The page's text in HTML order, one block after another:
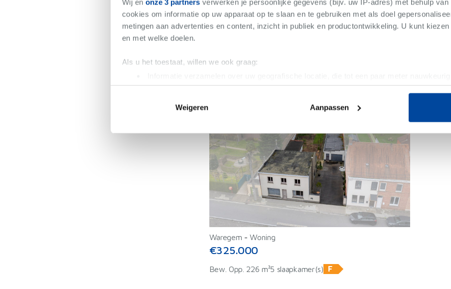
Wij en onze 3 partners verwerken je persoonlijke gegevens (bijv. uw IP-adres) met behulp van
cookies om informatie op uw apparaat op te slaan en te gebruiken met als doel
metingen aan advertenties en content, inzicht in publiek en productontwikkeling. U kunt
en met welke doelen.
Als u het toestaat, willen we ook graag:
Uw apparaat identificeren door het actief te scannen op specifieke eigenschappen
toestemming op elk moment wijzigen of intrekken in de Cookieverklaring.
We gebruiken cookies om content en advertenties te personaliseren, om functies voor social
websiteverkeer te analyseren. Ook delen we informatie over uw gebruik van onze site met
media, adverteren en analyse. Deze partners kunnen deze gegevens combineren met
verstrekt of die ze hebben verzameld op basis van uw gebruik van hun services.
Weigeren Aanpassen
Waregem -Woning
€325.000
Bew. Opp. 226 m²5 slaapkamer(s) F ⓘ